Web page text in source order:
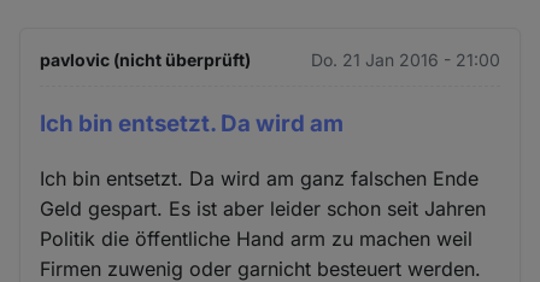
pavlovic (nicht überprüft) Do. 21 Jan 2016 - 21:00
Ich bin entsetzt. Da wird am
Ich bin entsetzt. Da wird am ganz falschen Ende
Geld gespart. Es ist aber leider schon seit Jahren
Politik die öffentliche Hand arm zu machen weil
Firmen zuwenig oder garnicht besteuert werden.